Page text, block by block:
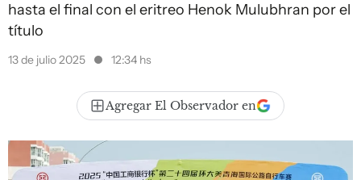
hasta el final con el eritreo Henok Mulubhran por el
título
13 de julio 2025 12:34 hs
Agregar El Observador en